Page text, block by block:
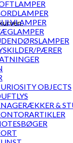
PÆRER
OBJECTS
&